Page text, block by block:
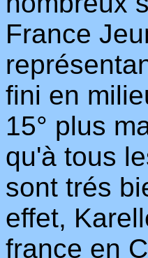
France
fini en
15° plus
qu'à tous
sont trés
effet,
france en